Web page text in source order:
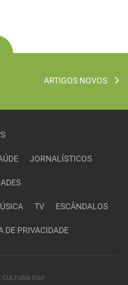
ARTIGOS NOVOS
JORNALÍSTICOS
TV ESCÂNDALOS
DE PRIVACIDADE
CULTURA POP